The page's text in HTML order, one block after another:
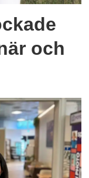
och